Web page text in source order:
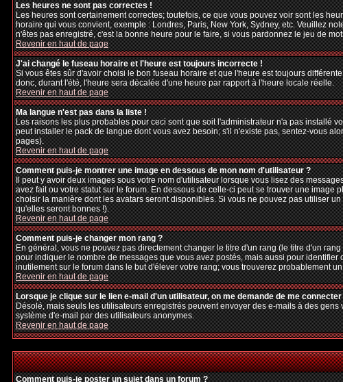
Les heures ne sont pas correctes !
Les heures sont certainement correctes; toutefois, ce que vous pouvez voir sont les
horaire qui vous convient, exemple : Londres, Paris, New York, Sydney, etc. Veuillez
n'êtes pas enregistré, c'est la bonne heure pour le faire, si vous pardonnez le jeu de
Revenir en haut de page
J'ai changé le fuseau horaire et l'heure est toujours incorrecte !
Si vous êtes sûr d'avoir choisi le bon fuseau horaire et que l'heure est toujours
donc, durant l'été, l'heure sera décalée d'une heure par rapport à l'heure locale réelle.
Revenir en haut de page
Ma langue n'est pas dans la liste !
Les raisons les plus probables pour ceci sont que soit l'administrateur n'a pas installé
peut installer le pack de langue dont vous avez besoin; s'il n'existe pas, sentez-vous
pages).
Revenir en haut de page
Comment puis-je montrer une image en dessous de mon nom d'utilisateur ?
Il peut y avoir deux images sous votre nom d'utilisateur lorsque vous lisez des
avez fait ou votre statut sur le forum. En dessous de celle-ci peut se trouver une
choisir la manière dont les avatars seront disponibles. Si vous ne pouvez pas utiliser
qu'elles seront bonnes !).
Revenir en haut de page
Comment puis-je changer mon rang ?
En général, vous ne pouvez pas directement changer le titre d'un rang (le titre d'un
pour indiquer le nombre de messages que vous avez postés, mais aussi pour
inutilement sur le forum dans le but d'élever votre rang; vous trouverez probablement
Revenir en haut de page
Lorsque je clique sur le lien e-mail d'un utilisateur, on me demande de me connecter
Désolé, mais seuls les utilisateurs enregistrés peuvent envoyer des e-mails à des
système d'e-mail par des utilisateurs anonymes.
Revenir en haut de page
Comment puis-je poster un sujet dans un forum ?